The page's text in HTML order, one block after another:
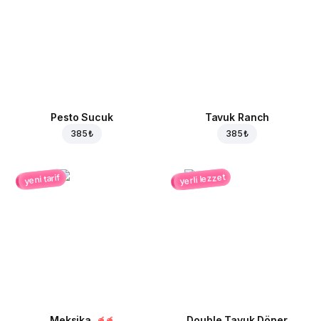
Pesto Sucuk
385 ₺
Tavuk Ranch
385 ₺
yeni tarif yerli lezzet